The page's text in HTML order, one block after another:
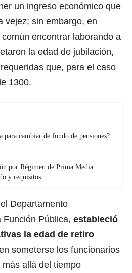
un ingreso económico que
vejez; sin embargo, en
encontrar laborando a
la edad de jubilación,
que, para el caso
1300.
para cambiar de fondo de pensiones?
por Régimen de Prima Media:
y requisitos
Departamento
Función Pública, estableció
la edad de retiro
someterse los funcionarios
allá del tiempo